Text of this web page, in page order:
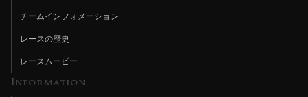
チームインフォメーション
レースの歴史
レースムービー
Information